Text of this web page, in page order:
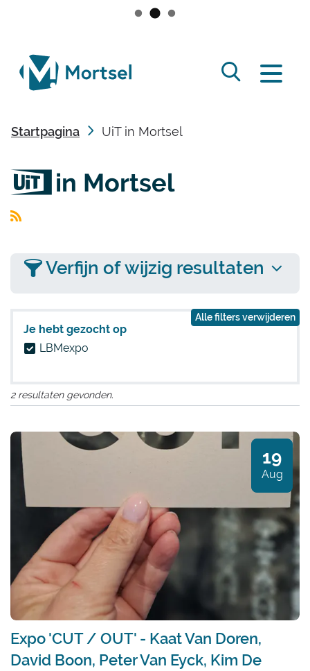
.
lokaal
bestuur
Mortsel
Startpagina UiT in Mortsel
UiT
in Mortsel
Rss
Verfijn of wijzig resultaten
Je hebt gezocht op
LBMexpo
Alle filters verwijderen
2 resultaten gevonden.
wo19
Aug
Expo 'CUT / OUT' - Kaat Van Doren,
David Boon, Peter Van Eyck, Kim De